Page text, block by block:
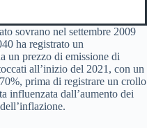
sovrano nel settembre 2009
ha registrato un
un prezzo di emissione di
all’inizio del 2021, con un
prima di registrare un crollo
influenzata dall’aumento dei